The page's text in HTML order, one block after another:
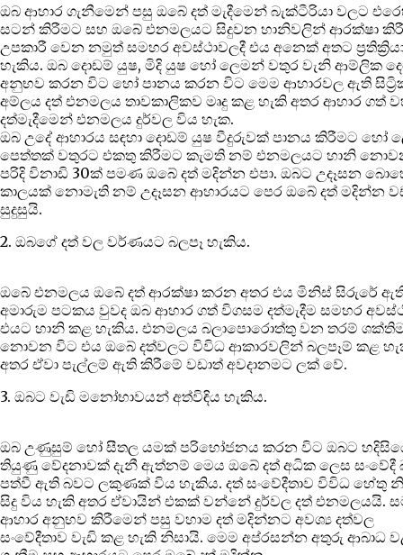
ඔබ ආහාර ගැනීමෙන් පසු ඔබේ දත් මැදීමෙන් බැක්ටීරියා වලට
සටන් කිරීමට සහ ඔබේ එනමලයට සිදුවන හානිවලින් ආරක්ෂා
උපකාරී වෙන නමුත් සමහර අවස්ථාවලදී එය අනෙක් අතට
හැකිය. ඔබ දොඩම් යුෂ, මිදි යුෂ හෝ ලෙමන් වතුර වැනි ආම්ලික
අනුභව කරන විට හෝ පානය කරන විට මෙම ආහාරවල ඇති
අම්ලය දත් එනමලය තාවකාලිකව මෘදු කළ හැකි අතර ආහාර ගත්
දත්මැදීමෙන් එනමලය දුර්වල විය හැක.
ඔබ උදේ ආහාරය සඳහා දොඩම් යුෂ වීදුරුවක් පානය කිරීමට හෝ
පෙත්තක් වතුරට එකතු කිරීමට කැමති නම් එනමලයට හානි
පරිදි විනාඩි 30ක් පමණ ඔබේ දත් මදින්න එපා. ඔබට උදෑසන
කාලයක් නොමැති නම් උදෑසන ආහාරයට පෙර ඔබේ දත් මදින්න
සුදුසුයි.
2. ඔබගේ දත් වල වර්ණයට බලපෑ හැකිය.
ඔබේ එනමලය ඔබේ දත් ආරක්ෂා කරන අතර එය මිනිස් සිරුරේ
අමාරුම පටකය වුවද ඔබ ආහාර ගත් විගසම දත්මැදීම සමහර
එයට හානි කළ හැකිය. එනමලය බලාපොරොත්තු වන තරම්
නොවන විට එය ඔබේ දත්වලට විවිධ ආකාරවලින් බලපෑම් කළ
අතර ඒවා පැල්ලම් ඇති කිරීමේ වඩාත් අවදානමට ලක් වේ.
3. ඔබට වැඩි මනෝභාවයන් අත්විඳිය හැකිය.
ඔබ උණුසුම් හෝ සීතල යමක් පරිභෝජනය කරන විට ඔබට
තියුණු වේදනාවක් දැනී ඇත්නම් මෙය ඔබේ දත් අධික ලෙස සංවේදී
පත්වී ඇති බවට ලකුණක් විය හැකිය. දත් සංවේදීතාව විවිධ හේතු
සිදු විය හැකි අතර ඒවායින් එකක් වන්නේ දුර්වල දත් එනමලයයි.
ආහාර අනුභව කිරීමෙන් පසු වහාම දත් මදින්නට අවශ්‍ය දත්වල
සංවේදීතාව වැඩි කළ හැකි නිසායි. මෙම අප්රසන්න අතුරු ආබාධ